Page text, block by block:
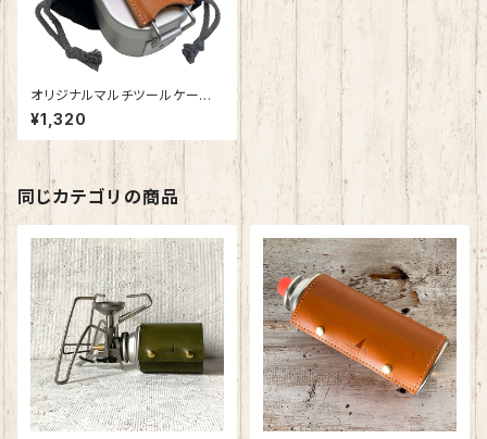
オリジナルマルチツールケース
¥1,320
同じカテゴリの商品